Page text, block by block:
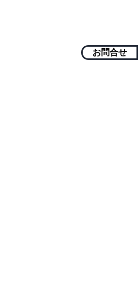
お問合せ